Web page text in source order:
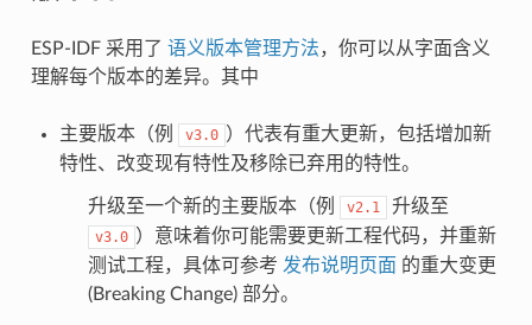
ESP-IDF 采用了 语义版本管理方法，你可以从字面含义
理解每个版本的差异。其中
主要版本（例 v3.0 ）代表有重大更新，包括增加新
特性、改变现有特性及移除已弃用的特性。
升级至一个新的主要版本（例 v2.1 升级至
v3.0 ）意味着你可能需要更新工程代码，并重新
测试工程，具体可参考 发布说明页面 的重大变更
(Breaking Change) 部分。